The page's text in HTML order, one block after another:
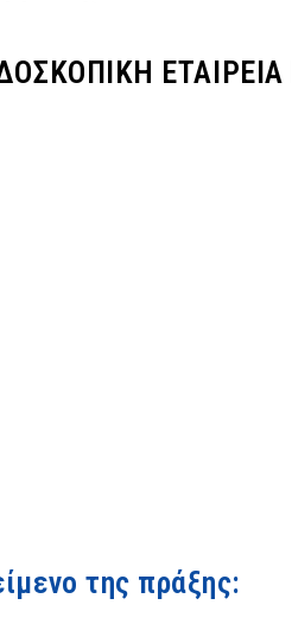
της πράξης: